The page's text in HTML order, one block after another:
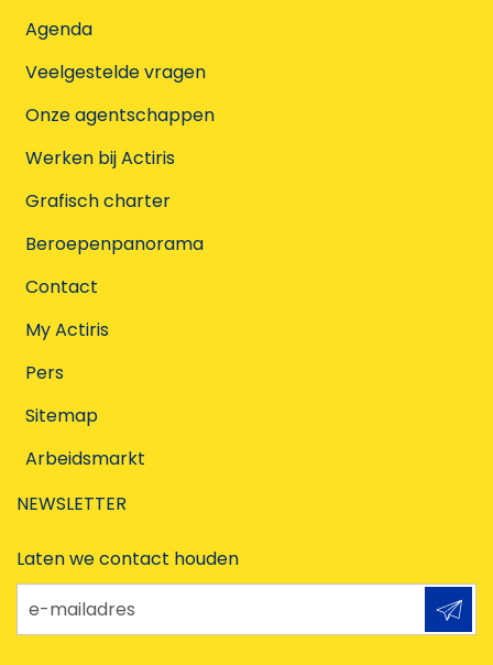
Agenda
Veelgestelde vragen
Onze agentschappen
Werken bij Actiris
Grafisch charter
Beroepenpanorama
Contact
My Actiris
Pers
Sitemap
Arbeidsmarkt
NEWSLETTER
Laten we contact houden
e-mailadres